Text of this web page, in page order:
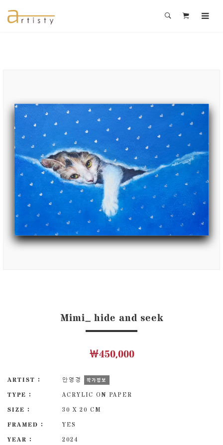
Mimi_ hide and seek
￦450,000
ARTIST : 안영경 작가정보
TYPE :
ACRYLIC ON PAPER
SIZE :
30 X 20 CM
FRAMED :
YES
YEAR :
2024